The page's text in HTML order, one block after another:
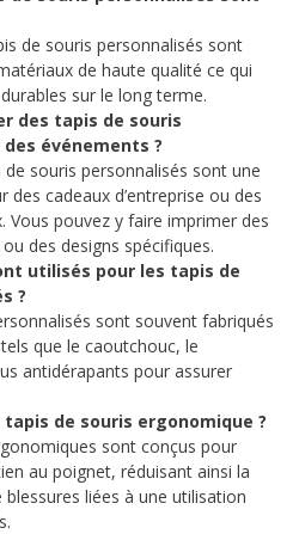
de souris personnalisés sont
de haute qualité ce qui
sur le long terme.
des tapis de souris
événements ?
souris personnalisés sont une
cadeaux d’entreprise ou des
Vous pouvez y faire imprimer des
des designs spécifiques.
utilisés pour les tapis de
?
sont souvent fabriqués
que le caoutchouc, le
antidérapants pour assurer
de souris ergonomique ?
sont conçus pour
au poignet, réduisant ainsi la
liées à une utilisation